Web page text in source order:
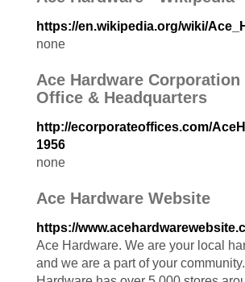
https://en.wikipedia.org/wiki/
none
Ace Hardware
Office & Headquarters
http://ecorporateoffices.com/
1956
none
Ace Hardware Website
https://
Ace Hardware. We are your local
and we are a part of your